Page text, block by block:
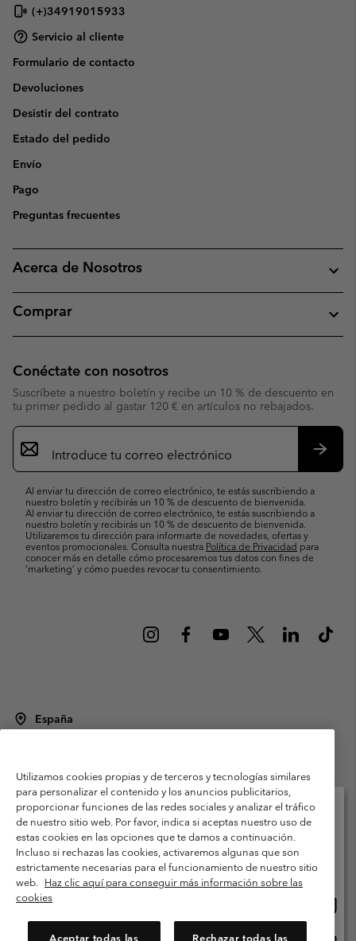
(+)34919015933
Servicio al cliente
Formulario de contacto
Devoluciones
Desistir del contrato
Estado del pedido
Envío
Pago
Preguntas frecuentes
Acerca de Nosotros
Comprar
Conéctate con nosotros
Suscríbete a nuestro boletín y recibe un 10 % de descuento en
tu primer pedido al gastar 120 € en artículos no rebajados.
Suscripción
de
correo
Al enviar tu dirección de correo electrónico, te estás suscribiendo a
nuestro boletín y recibirás un 10 % de descuento de bienvenida.
Al enviar tu dirección de correo electrónico, te estás suscribiendo a
nuestro boletín y recibirás un 10 % de descuento de bienvenida.
Utilizaremos tu dirección para informarte de novedades, ofertas y
eventos promocionales. Consulta nuestra Política de Privacidad para
conocer más en detalle cómo procesaremos tus datos con fines de
’marketing’ y cómo puedes revocar tu consentimiento.
España
Condiciones de uso
Terminos de Venta
Garantía
Política de Privacidad
Términos y condiciones del programa de miembros
Términos De Uso Del Contenido Generado Por Los Usuarios
Impressum
Cookies Public CBCR
Utilizamos cookies propias y de terceros y tecnologías similares
para personalizar el contenido y los anuncios publicitarios,
proporcionar funciones de las redes sociales y analizar el tráfico
de nuestro sitio web. Por favor, indica si aceptas nuestro uso de
estas cookies en las opciones que te damos a continuación.
Incluso si rechazas las cookies, activaremos algunas que son
estrictamente necesarias para el funcionamiento de nuestro sitio
web. Haz clic aquí para conseguir más información sobre las
cookies
Aceptar todas las Rechazar todas las
Selecciona tu país e idioma envío
Compras en línea disponibles
línea